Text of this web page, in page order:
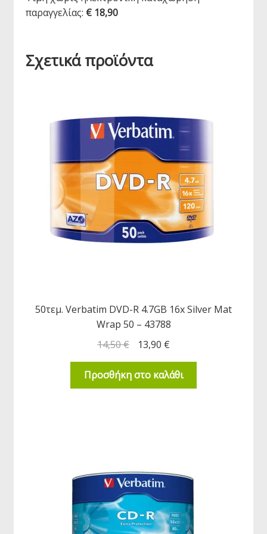
παραγγελίας: € 18,90
Σχετικά προϊόντα
50τεμ. Verbatim DVD-R 4.7GB 16x Silver Mat
Wrap 50 – 43788
14,50€ 13,90 €
Προσθήκη στο καλάθι